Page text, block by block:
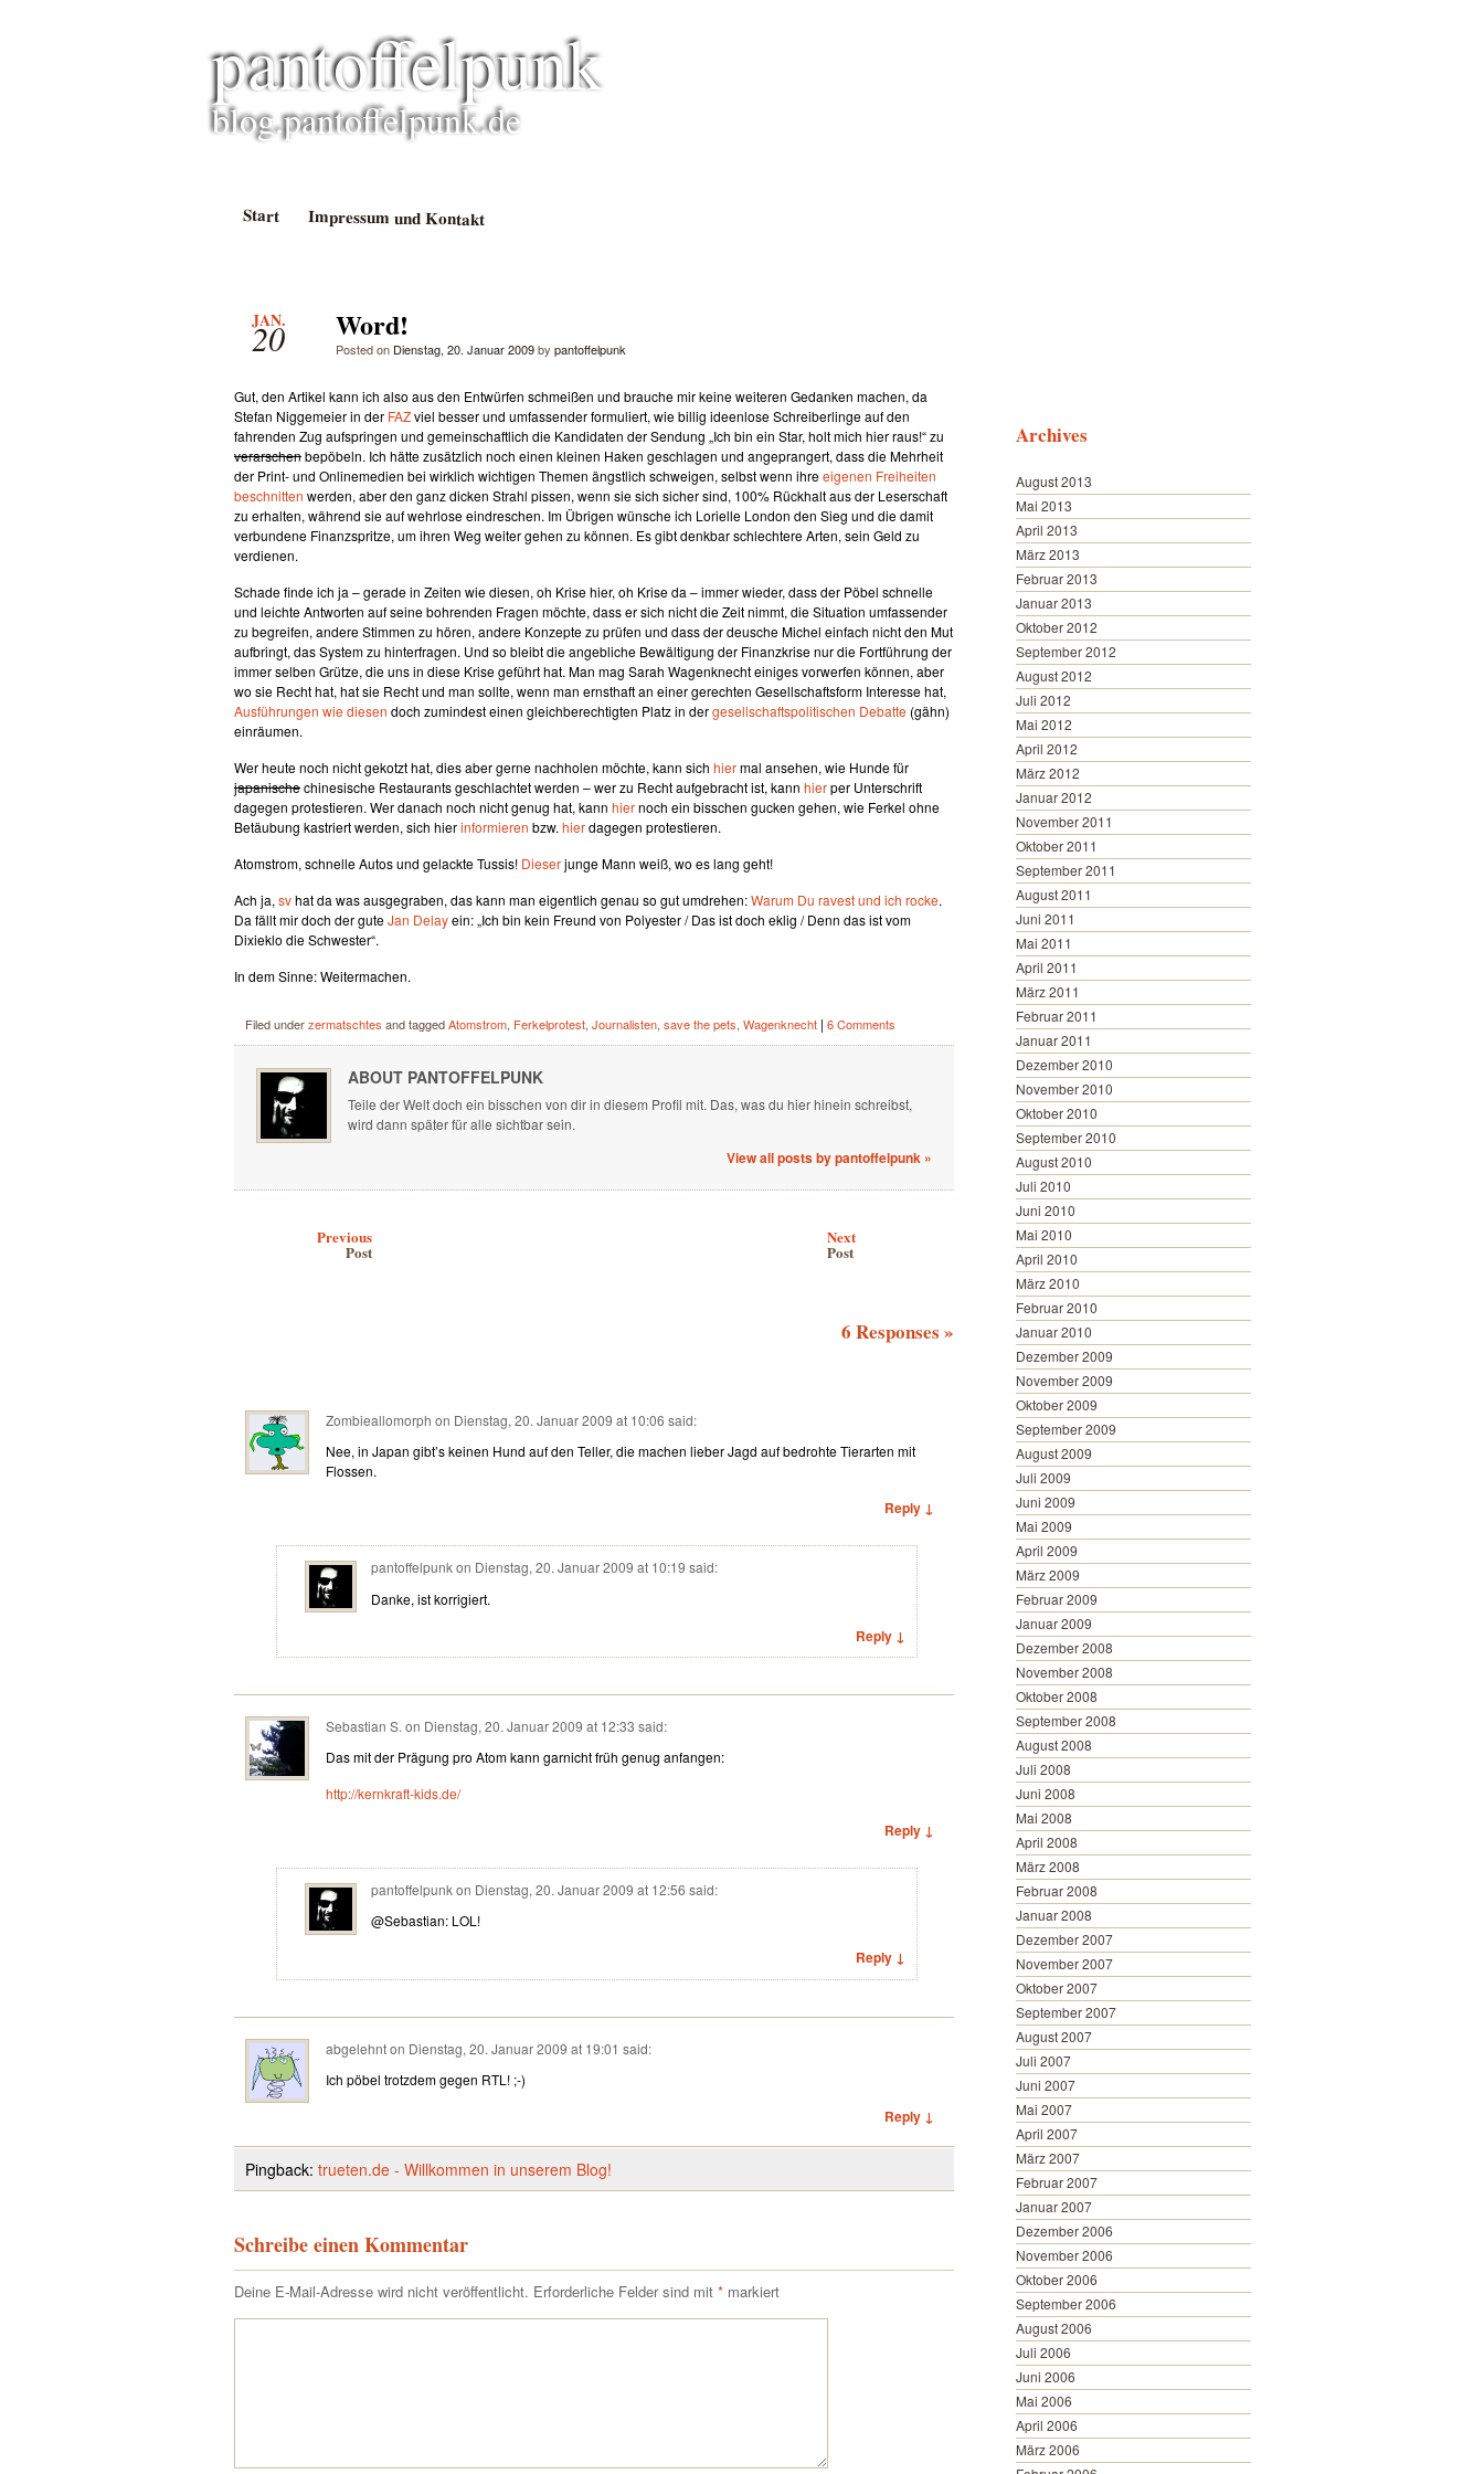
pantoffelpunk
blog.pantoffelpunk.de
Start Impressum und Kontakt
JAN.
20 Word!
Posted on Dienstag, 20. Januar 2009by pantoffelpunk
Gut, den Artikel kann ich also aus den Entwürfen schmeißen und brauche mir keine weiteren Gedanken machen, da
Stefan Niggemeier in der FAZviel besser und umfassender formuliert, wie billig ideenlose Schreiberlinge auf den
fahrenden Zug aufspringen und gemeinschaftlich die Kandidaten der Sendung „Ich bin ein Star, holt mich hier raus!“ zu
verarschenbepöbeln. Ich hätte zusätzlich noch einen kleinen Haken geschlagen und angeprangert, dass die Mehrheit
der Print- und Onlinemedien bei wirklich wichtigen Themen ängstlich schweigen, selbst wenn ihreeigenen Freiheiten
beschnitten werden, aber den ganz dicken Strahl pissen, wenn sie sich sicher sind, 100% Rückhalt aus der Leserschaft
zu erhalten, während sie auf wehrlose eindreschen. Im Übrigen wünsche ich Lorielle London den Sieg und die damit
verbundene Finanzspritze, um ihren Weg weiter gehen zu können. Es gibt denkbar schlechtere Arten, sein Geld zu
verdienen.
Schade finde ich ja – gerade in Zeiten wie diesen, oh Krise hier, oh Krise da – immer wieder, dass der Pöbel schnelle
und leichte Antworten auf seine bohrenden Fragen möchte, dass er sich nicht die Zeit nimmt, die Situation umfassender
zu begreifen, andere Stimmen zu hören, andere Konzepte zu prüfen und dass der deusche Michel einfach nicht den Mut
aufbringt, das System zu hinterfragen. Und so bleibt die angebliche Bewältigung der Finanzkrise nur die Fortführung der
immer selben Grütze, die uns in diese Krise geführt hat. Man mag Sarah Wagenknecht einiges vorwerfen können, aber
wo sie Recht hat, hat sie Recht und man sollte, wenn man ernsthaft an einer gerechten Gesellschaftsform Interesse hat,
Ausführungen wie diesen doch zumindest einen gleichberechtigten Platz in dergesellschaftspolitischen Debatte (gähn)
einräumen.
Wer heute noch nicht gekotzt hat, dies aber gerne nachholen möchte, kann sich hiermal ansehen, wie Hunde für
japanischechinesische Restaurants geschlachtet werden – wer zu Recht aufgebracht ist, kann hierper Unterschrift
dagegen protestieren. Wer danach noch nicht genug hat, kann hiernoch ein bisschen gucken gehen, wie Ferkel ohne
Betäubung kastriert werden, sich hierinformieren bzw. hierdagegen protestieren.
Atomstrom, schnelle Autos und gelackte Tussis! Dieserjunge Mann weiß, wo es lang geht!
Ach ja, svhat da was ausgegraben, das kann man eigentlich genau so gut umdrehen:Warum Du ravest und ich rocke.
Da fällt mir doch der guteJan Delayein: „Ich bin kein Freund von Polyester / Das ist doch eklig / Denn das ist vom
Dixieklo die Schwester“.
In dem Sinne: Weitermachen.
Filed underzermatschtes and taggedAtomstrom, Ferkelprotest, Journalisten, save the pets, Wagenknecht | 6 Comments
ABOUT PANTOFFELPUNK
Teile der Welt doch ein bisschen von dir in diesem Profil mit. Das, was du hier hinein schreibst,
wird dann später für alle sichtbar sein.
View all posts by pantoffelpunk »
Previous
Post
Next
Post
6 Responses »
Zombieallomorph on Dienstag, 20. Januar 2009 at 10:06 said:
Nee, in Japan gibt’s keinen Hund auf den Teller, die machen lieber Jagd auf bedrohte Tierarten mit
Flossen.
Reply ↓
pantoffelpunkon Dienstag, 20. Januar 2009 at 10:19 said:
Danke, ist korrigiert.
Reply ↓
Sebastian S. on Dienstag, 20. Januar 2009 at 12:33 said:
Das mit der Prägung pro Atom kann garnicht früh genug anfangen:
http://kernkraft-kids.de/
Reply ↓
pantoffelpunkon Dienstag, 20. Januar 2009 at 12:56 said:
@Sebastian: LOL!
Reply ↓
abgelehnton Dienstag, 20. Januar 2009 at 19:01 said:
Ich pöbel trotzdem gegen RTL! ;-)
Reply ↓
Pingback:trueten.de - Willkommen in unserem Blog!
Schreibe einen Kommentar
Deine E-Mail-Adresse wird nicht veröffentlicht. Erforderliche Felder sind mit * markiert
Archives
August 2013
Mai 2013
April 2013
März 2013
Februar 2013
Januar 2013
Oktober 2012
September 2012
August 2012
Juli 2012
Mai 2012
April 2012
März 2012
Januar 2012
November 2011
Oktober 2011
September 2011
August 2011
Juni 2011
Mai 2011
April 2011
März 2011
Februar 2011
Januar 2011
Dezember 2010
November 2010
Oktober 2010
September 2010
August 2010
Juli 2010
Juni 2010
Mai 2010
April 2010
März 2010
Februar 2010
Januar 2010
Dezember 2009
November 2009
Oktober 2009
September 2009
August 2009
Juli 2009
Juni 2009
Mai 2009
April 2009
März 2009
Februar 2009
Januar 2009
Dezember 2008
November 2008
Oktober 2008
September 2008
August 2008
Juli 2008
Juni 2008
Mai 2008
April 2008
März 2008
Februar 2008
Januar 2008
Dezember 2007
November 2007
Oktober 2007
September 2007
August 2007
Juli 2007
Juni 2007
Mai 2007
April 2007
März 2007
Februar 2007
Januar 2007
Dezember 2006
November 2006
Oktober 2006
September 2006
August 2006
Juli 2006
Juni 2006
Mai 2006
April 2006
März 2006